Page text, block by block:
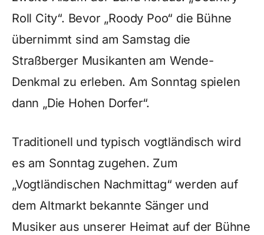
Roll City“. Bevor „Roody Poo“ die Bühne
übernimmt sind am Samstag die
Straßberger Musikanten am Wende-
Denkmal zu erleben. Am Sonntag spielen
dann „Die Hohen Dorfer“.
Traditionell und typisch vogtländisch wird
es am Sonntag zugehen. Zum
„Vogtländischen Nachmittag“ werden auf
dem Altmarkt bekannte Sänger und
Musiker aus unserer Heimat auf der Bühne